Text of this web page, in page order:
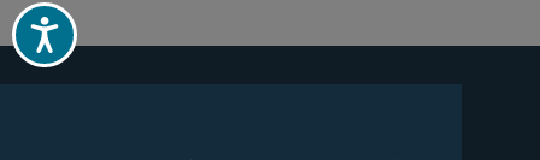
Acessibilidade